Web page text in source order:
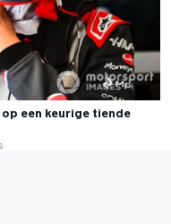
een keurige tiende